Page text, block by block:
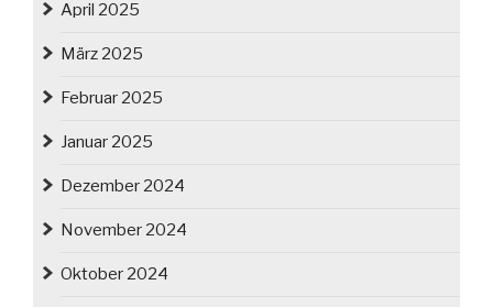
April 2025
März 2025
Februar 2025
Januar 2025
Dezember 2024
November 2024
Oktober 2024